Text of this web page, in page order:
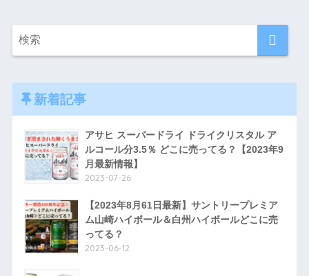
新着記事
アサヒ スーパードライ ドライクリスタル ア
ルコール分3.5％ どこに売ってる？【2023年9
月最新情報】
2023-07-26
【2023年8月61日最新】サントリープレミア
ム山崎ハイボール＆白州ハイボールどこに売
ってる？
2023-06-12